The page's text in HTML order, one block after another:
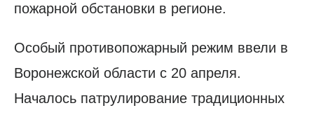
пожарной обстановки в регионе.
Особый противопожарный режим ввели в
Воронежской области с 20 апреля.
Началось патрулирование традиционных